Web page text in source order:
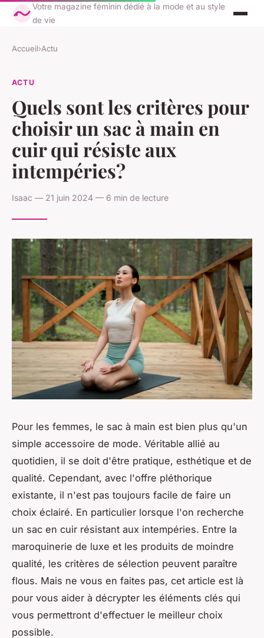
Votre magazine féminin dédié à la mode et au style
de vie
Accueil›Actu
ACTU
Quels sont les critères pour
choisir un sac à main en
cuir qui résiste aux
intempéries?
Isaac — 21 juin 2024 — 6 min de lecture
Pour les femmes, le sac à main est bien plus qu'un
simple accessoire de mode. Véritable allié au
quotidien, il se doit d'être pratique, esthétique et de
qualité. Cependant, avec l'offre pléthorique
existante, il n'est pas toujours facile de faire un
choix éclairé. En particulier lorsque l'on recherche
un sac en cuir résistant aux intempéries. Entre la
maroquinerie de luxe et les produits de moindre
qualité, les critères de sélection peuvent paraître
flous. Mais ne vous en faites pas, cet article est là
pour vous aider à décrypter les éléments clés qui
vous permettront d'effectuer le meilleur choix
possible.